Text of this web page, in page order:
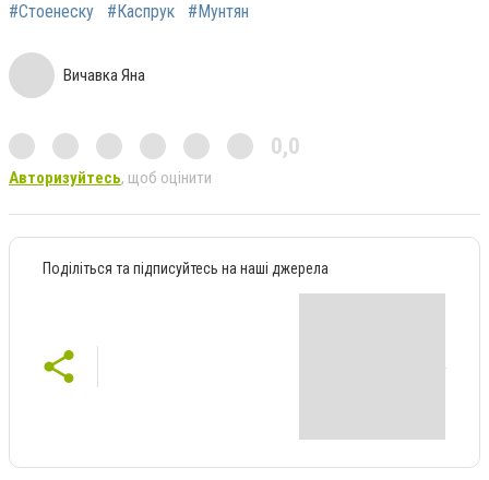
#Стоенеску #Каспрук #Мунтян
Вичавка Яна
0,0
Авторизуйтесь, щоб оцінити
Поділіться та підписуйтесь на наші джерела